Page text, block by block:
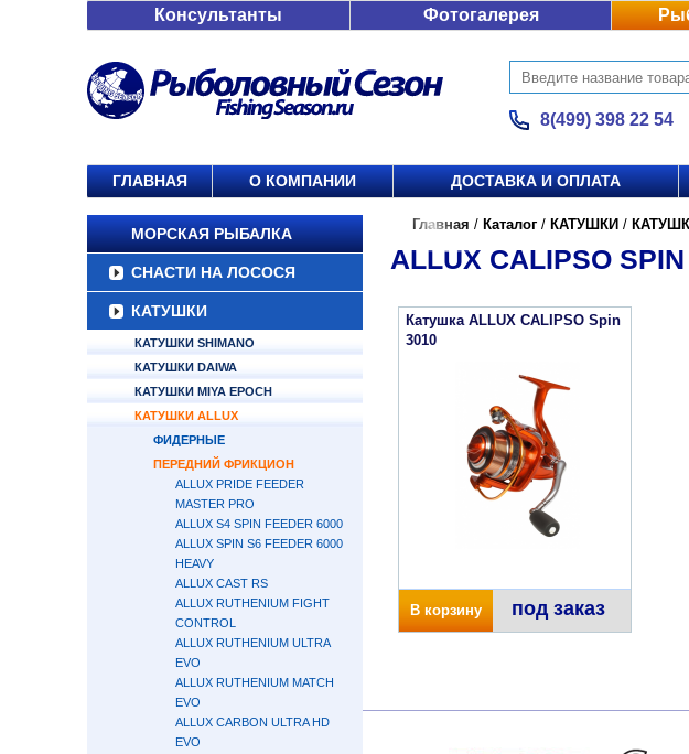
Консультанты Фотогалерея
8(499) 398 22 54
ГЛАВНАЯ О КОМПАНИИ ДОСТАВКА И ОПЛАТА
МОРСКАЯ РЫБАЛКА
СНАСТИ НА ЛОСОСЯ
КАТУШКИ
КАТУШКИ SHIMANO
КАТУШКИ DAIWA
КАТУШКИ MIYA EPOCH
КАТУШКИ ALLUX
ФИДЕРНЫЕ
ПЕРЕДНИЙ ФРИКЦИОН
ALLUX PRIDE FEEDER
MASTER PRO
ALLUX S4 SPIN FEEDER 6000
ALLUX SPIN S6 FEEDER 6000
HEAVY
ALLUX CAST RS
ALLUX RUTHENIUM FIGHT
CONTROL
ALLUX RUTHENIUM ULTRA
EVO
ALLUX RUTHENIUM MATCH
EVO
ALLUX CARBON ULTRA HD
EVO
Главная / Каталог / КАТУШКИ /
ALLUX CALIPSO SPIN
Катушка ALLUX CALIPSO Spin
3010
В корзину под заказ